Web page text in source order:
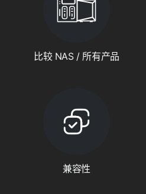
比较 NAS / 所有产品
兼容性